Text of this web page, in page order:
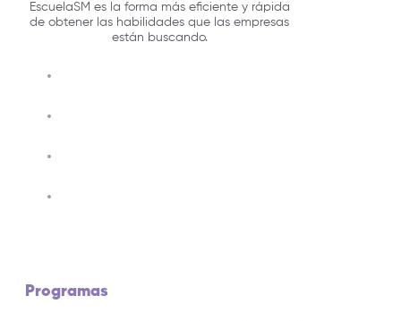
EscuelaSM es la forma más eficiente y rápida
de obtener las habilidades que las empresas
están buscando.
Programas